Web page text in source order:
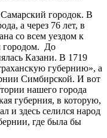
городок. В
а через 76 лет, в
со всем уездом к
городом. До
Казани. В 1719
губернию», а
Симбирской. И вот
наше­го города
губер­ния, в которую,
и здесь селился народ
где была бы